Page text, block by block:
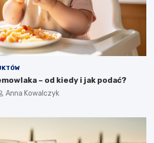
– od kiedy i jak podać?
Anna Kowalczyk